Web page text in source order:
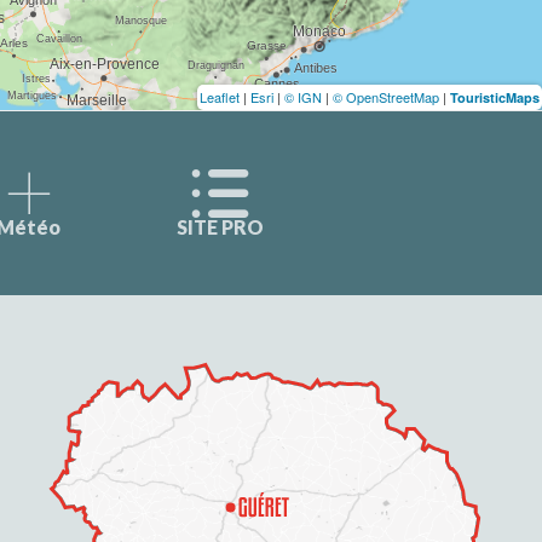
Leaflet | Esri | © IGN | © OpenStreetMap | TouristicMaps
SITE PRO